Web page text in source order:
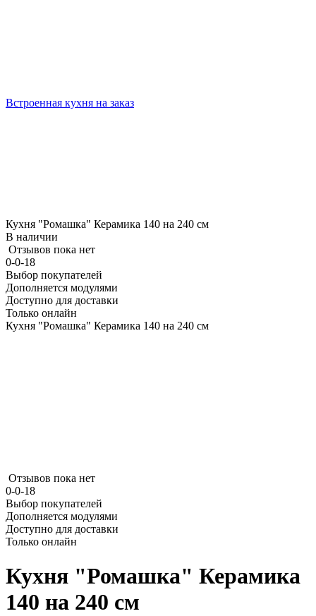
Встроенная кухня на заказ
Кухня "Ромашка" Керамика 140 на 240 см
В наличии
Отзывов пока нет
0-0-18
Выбор покупателей
Дополняется модулями
Доступно для доставки
Только онлайн
Кухня "Ромашка" Керамика 140 на 240 см
Отзывов пока нет
0-0-18
Выбор покупателей
Дополняется модулями
Доступно для доставки
Только онлайн
Кухня "Ромашка" Керамика
140 на 240 см